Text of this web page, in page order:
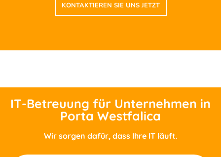
KONTAKTIEREN SIE UNS JETZT
IT-Betreuung für Unternehmen in
Porta Westfalica
Wir sorgen dafür, dass Ihre IT läuft.​